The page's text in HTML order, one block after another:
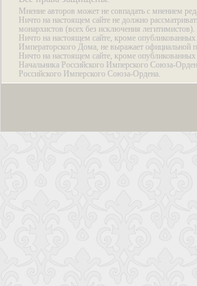
Мнение авторов может не совпадать с мнением
Ничто на настоящем сайте не должно
монархистов (всех без исключения легитимистов).
Ничто на настоящем сайте, кроме
Императорского Дома, не выражает официальной
Ничто на настоящем сайте, кроме
Начальника Российского Имперского Союза-
Российского Имперского Союза-Ордена.